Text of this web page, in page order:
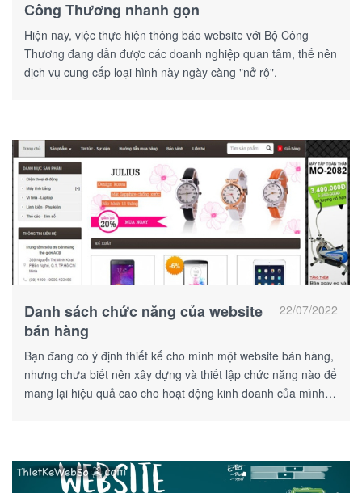
Công Thương nhanh gọn
Hiện nay, việc thực hiện thông báo website với Bộ Công
Thương đang dần được các doanh nghiệp quan tâm, thế nên
dịch vụ cung cấp loại hình này ngày càng "nở rộ".
22/07/2022
Danh sách chức năng của website
bán hàng
Bạn đang có ý định thiết kế cho mình một website bán hàng,
nhưng chưa biết nên xây dựng và thiết lập chức năng nào để
mang lại hiệu quả cao cho hoạt động kinh doanh của mình.